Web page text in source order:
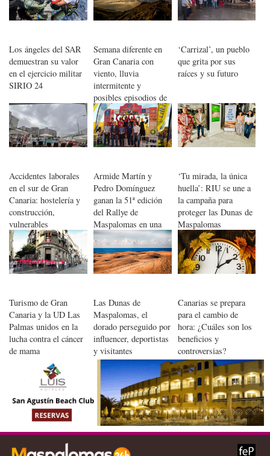
Los ángeles del SAR
demuestran su valor
en el ejercicio militar
SIRIO 24
Semana diferente en
Gran Canaria con
viento, lluvia
intermitente y
posibles episodios de
calima
‘Carrizal’, un pueblo
que grita por sus
raíces y su futuro
Accidentes laborales
en el sur de Gran
Canaria: hostelería y
construcción,
vulnerables
Armide Martín y
Pedro Domínguez
ganan la 51ª edición
del Rallye de
Maspalomas en una
final de infarto
‘Tu mirada, la única
huella’: RIU se une a
la campaña para
proteger las Dunas de
Maspalomas
Turismo de Gran
Canaria y la UD Las
Palmas unidos en la
lucha contra el cáncer
de mama
Las Dunas de
Maspalomas, el
dorado perseguido por
influencer, deportistas
y visitantes
imprudentes
Canarias se prepara
para el cambio de
hora: ¿Cuáles son los
beneficios y
controversias?